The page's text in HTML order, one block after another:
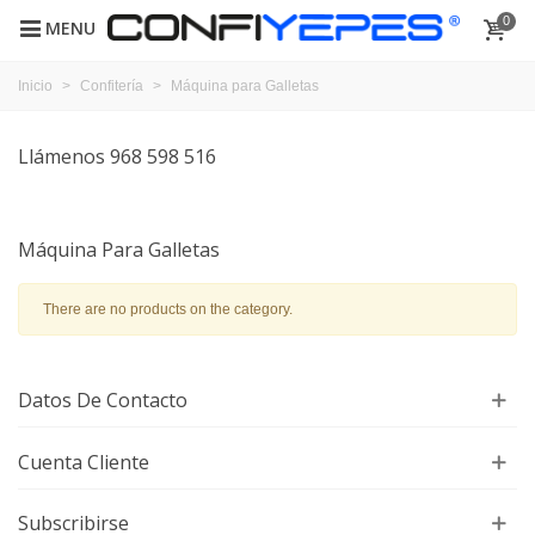
MENU 0
Inicio > Confitería > Máquina para Galletas
Llámenos 968 598 516
Máquina Para Galletas
There are no products on the category.
Datos De Contacto
Cuenta Cliente
Subscribirse